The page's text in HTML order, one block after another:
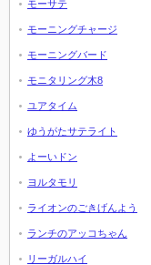
モーサテ
モーニングチャージ
モーニングバード
モニタリング木8
ユアタイム
ゆうがたサテライト
よーいドン
ヨルタモリ
ライオンのごきげんよう
ランチのアッコちゃん
リーガルハイ